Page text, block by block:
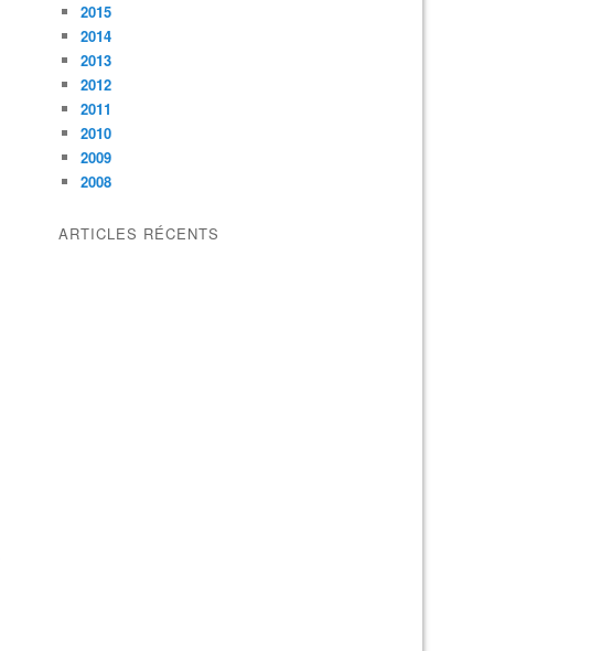
2015
2014
2013
2012
2011
2010
2009
2008
ARTICLES RÉCENTS